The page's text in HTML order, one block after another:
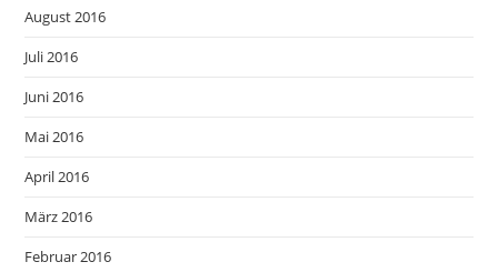
August 2016
Juli 2016
Juni 2016
Mai 2016
April 2016
März 2016
Februar 2016